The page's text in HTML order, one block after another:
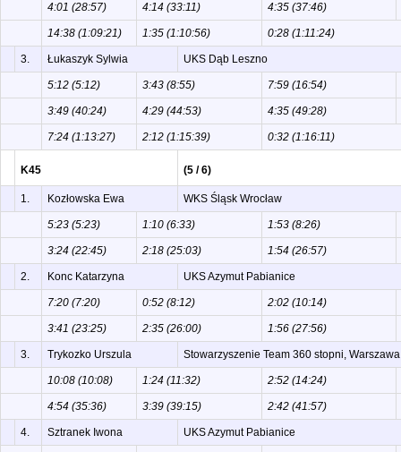
4:01 (28:57) 4:14 (33:11) 4:35 (37:46)
14:38 (1:09:21) 1:35 (1:10:56) 0:28 (1:11:24)
3. Łukaszyk Sylwia UKS Dąb Leszno
5:12 (5:12) 3:43 (8:55) 7:59 (16:54)
3:49 (40:24) 4:29 (44:53) 4:35 (49:28)
7:24 (1:13:27) 2:12 (1:15:39) 0:32 (1:16:11)
K45 (5 / 6)
1. Kozłowska Ewa WKS Śląsk Wrocław
5:23 (5:23) 1:10 (6:33) 1:53 (8:26)
3:24 (22:45) 2:18 (25:03) 1:54 (26:57)
2. Konc Katarzyna UKS Azymut Pabianice
7:20 (7:20) 0:52 (8:12) 2:02 (10:14)
3:41 (23:25) 2:35 (26:00) 1:56 (27:56)
3. Trykozko Urszula Stowarzyszenie Team 360 stopni, Warszawa
10:08 (10:08) 1:24 (11:32) 2:52 (14:24)
4:54 (35:36) 3:39 (39:15) 2:42 (41:57)
4. Sztranek Iwona UKS Azymut Pabianice